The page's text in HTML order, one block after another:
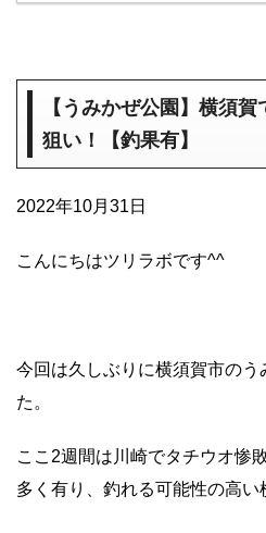
【うみかぜ公園】横須
狙い！【釣果有】
2022年10月31日
こんにちはツリラボです^^
今回は久しぶりに横須賀市の
た。
ここ2週間は川崎でタチウオ惨
多く有り、釣れる可能性の高い